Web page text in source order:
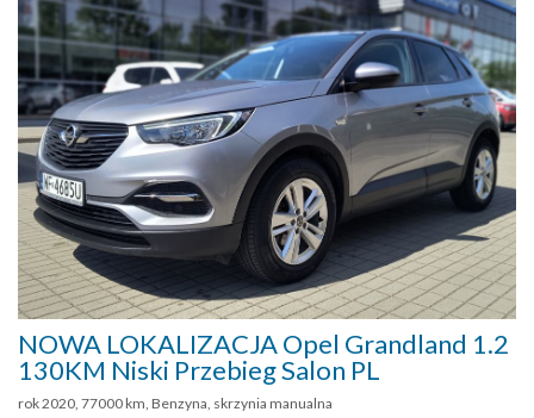
NOWA LOKALIZACJA Opel Grandland 1.2
130KM Niski Przebieg Salon PL
rok 2020, 77000 km, Benzyna, skrzynia manualna